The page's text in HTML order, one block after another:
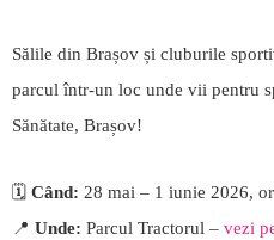
Sălile din Brașov și cluburile
parcul într-un loc unde vii pentru
Sănătate, Brașov!
🗓️ Când: 28 mai – 1 iunie 2026,
📍 Unde: Parcul Tractorul – vezi